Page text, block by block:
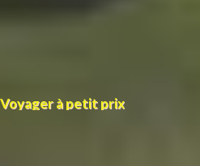
Voyager à petit prix